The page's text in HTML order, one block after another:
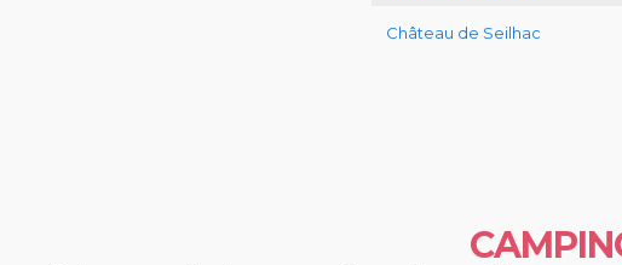
Château de Seilhac